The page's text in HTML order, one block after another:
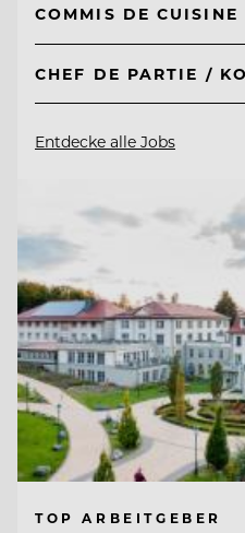
COMMIS DE
CHEF DE PARTIE /
Entdecke alle Jobs
TOP ARBEITGEBER